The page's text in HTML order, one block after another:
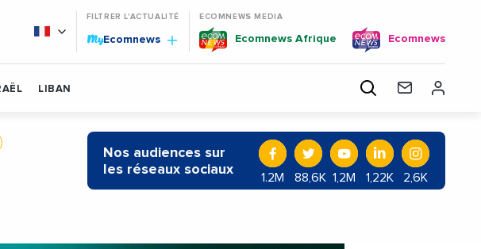
FILTRER L'ACTUALITÉ
MyEcomnews
ECOMNEWS MEDIA
Ecomnews Afrique Ecomnews
LIBAN
Nos audiences sur
les réseaux sociaux
1.2M 88,6K 1,2M 1,22K 2,6K